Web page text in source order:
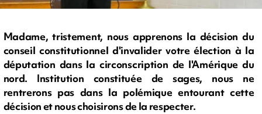
Madame, tristement, nous apprenons la décision du
conseil constitutionnel d'invalider votre élection à la
députation dans la circonscription de l'Amérique du
nord. Institution constituée de sages, nous ne
rentrerons pas dans la polémique entourant cette
décision et nous choisirons de la respecter.